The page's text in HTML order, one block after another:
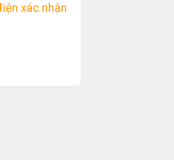
xác nhận